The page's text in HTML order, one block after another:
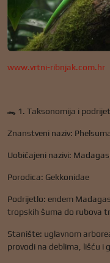
www.vrtni-ribnjak.com.hr
🐊 1. Taksonomija i
Znanstveni naziv:
Uobičajeni nazivi:
Porodica: Gekkonidae
Podrijetlo: endem
tropskih šuma do rubova
Stanište: uglavnom
provodi na deblima, lišću i